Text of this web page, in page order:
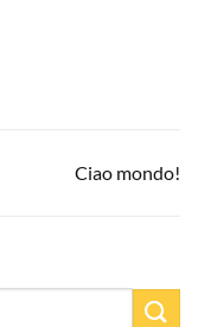
Ciao mondo!